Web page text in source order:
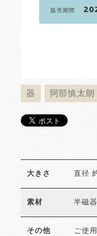
販売期間
器 阿部慎太朗
大きさ 直径
素材 半磁器
その他 ご使